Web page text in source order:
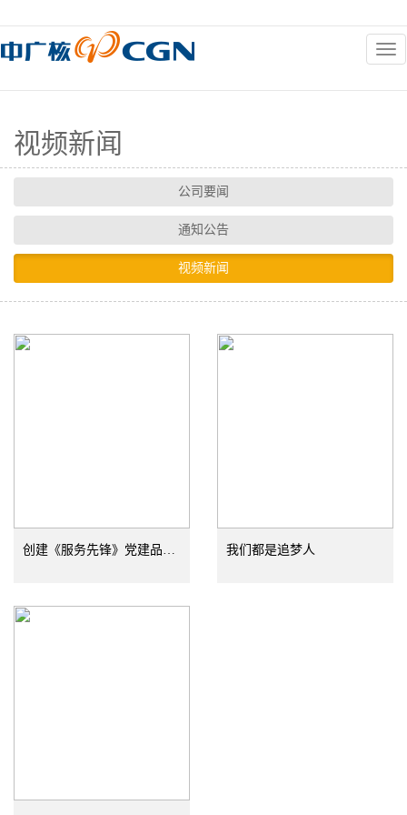
新闻中心
视频新闻
公司要闻
通知公告
视频新闻
创建《服务先锋》党建品牌，争当服务先... 我们都是追梦人